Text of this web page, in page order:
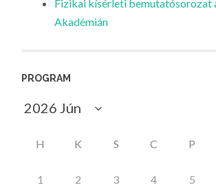
Fizikai kísérleti bemutatósorozat
Akadémián
PROGRAM
H K S C P
1 2 3 4 5